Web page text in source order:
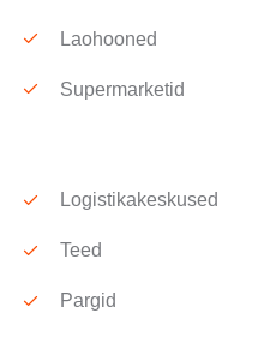
Laohooned
Supermarketid
Logistikakeskused
Teed
Pargid